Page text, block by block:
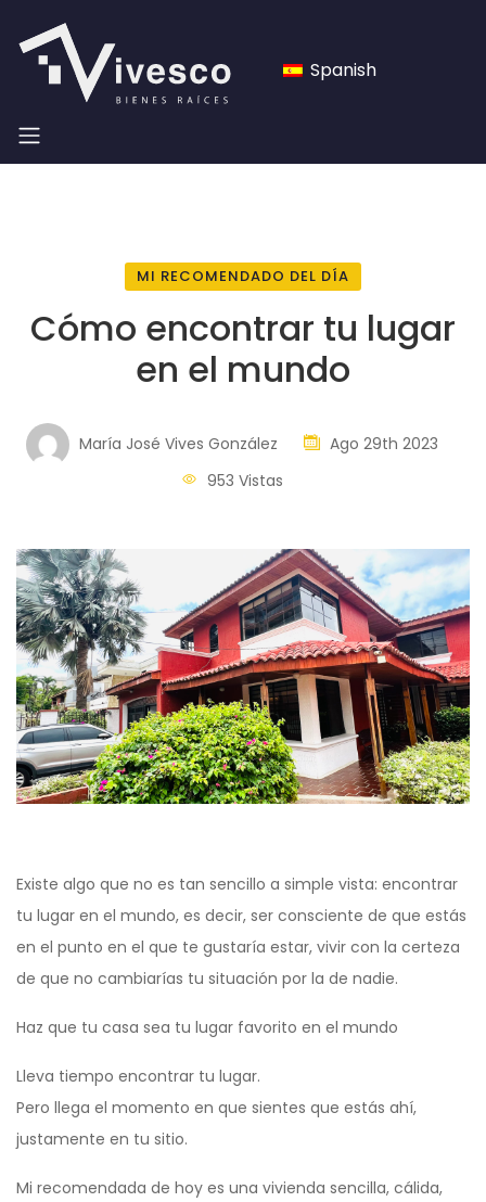
Spanish
MI RECOMENDADO DEL DÍA
Cómo encontrar tu lugar
en el mundo
María José Vives González
Ago 29th 2023
953 Vistas
Existe algo que no es tan sencillo a simple vista: encontrar
tu lugar en el mundo, es decir, ser consciente de que estás
en el punto en el que te gustaría estar, vivir con la certeza
de que no cambiarías tu situación por la de nadie.
Haz que tu casa sea tu lugar favorito en el mundo
Lleva tiempo encontrar tu lugar.
Pero llega el momento en que sientes que estás ahí,
justamente en tu sitio.
Mi recomendada de hoy es una vivienda sencilla, cálida,